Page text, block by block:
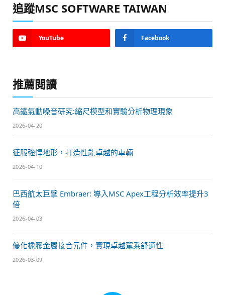
追蹤MSC SOFTWARE TAIWAN
YouTube Facebook
推薦閱讀
高鐵氣動噪音研究:縮尺模型和實驗分析物理現象
2026-04-20
征服強悍地形，打造性能卓越的車輛
2026-04-10
巴西航太巨擘 Embraer: 導入MSC Apex工程分析效率提升3
倍
2026-04-03
優化橡膠金屬接合元件，實現卓越駕乘舒適性
2026-03-09